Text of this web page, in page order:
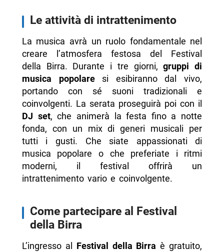
Le attività di intrattenimento
La musica avrà un ruolo fondamentale nel
creare l’atmosfera festosa del Festival
della Birra. Durante i tre giorni,gruppi di
musica popolaresi esibiranno dal vivo,
portando con sé suoni tradizionali e
coinvolgenti. La serata proseguirà poi con il
DJ set, che animerà la festa fino a notte
fonda, con un mix di generi musicali per
tutti i gusti. Che siate appassionati di
musica popolare o che preferiate i ritmi
moderni, il festival offrirà un
intrattenimento vario e coinvolgente.
Come partecipare al Festival
della Birra
L’ingresso al Festival della Birra è gratuito,